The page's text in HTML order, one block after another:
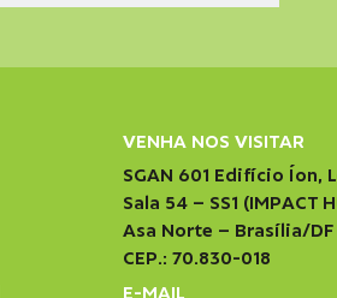
VENHA NOS VISITAR
SGAN 601 Edifício Íon,
Sala 54 – SS1 (IMPACT
Asa Norte – Brasília/DF
CEP.: 70.830-018
E-MAIL